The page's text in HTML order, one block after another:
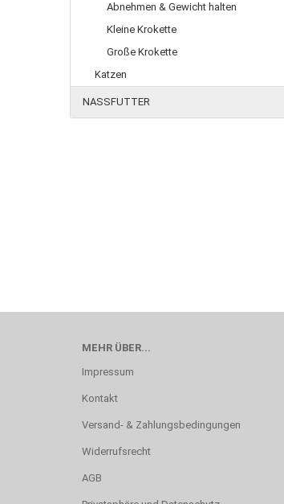
Abnehmen & Gewicht halten
Kleine Krokette
Große Krokette
Katzen
NASSFUTTER
MEHR ÜBER...
Impressum
Kontakt
Versand- & Zahlungsbedingungen
Widerrufsrecht
AGB